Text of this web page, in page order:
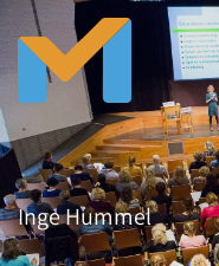
Inge Hummel